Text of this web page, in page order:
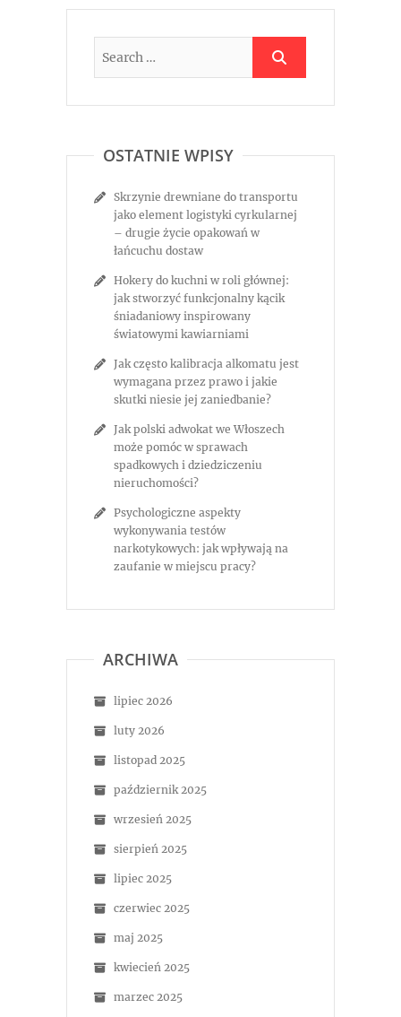
OSTATNIE WPISY
Skrzynie drewniane do transportu
jako element logistyki cyrkularnej
– drugie życie opakowań w
łańcuchu dostaw
Hokery do kuchni w roli głównej:
jak stworzyć funkcjonalny kącik
śniadaniowy inspirowany
światowymi kawiarniami
Jak często kalibracja alkomatu jest
wymagana przez prawo i jakie
skutki niesie jej zaniedbanie?
Jak polski adwokat we Włoszech
może pomóc w sprawach
spadkowych i dziedziczeniu
nieruchomości?
Psychologiczne aspekty
wykonywania testów
narkotykowych: jak wpływają na
zaufanie w miejscu pracy?
ARCHIWA
lipiec 2026
luty 2026
listopad 2025
październik 2025
wrzesień 2025
sierpień 2025
lipiec 2025
czerwiec 2025
maj 2025
kwiecień 2025
marzec 2025